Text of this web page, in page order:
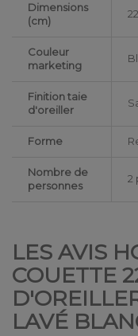
Dimensions
(cm)
Couleur
marketing
Finition taie
d'oreiller
Forme
Nombre de
personnes
2
LES AVIS
COUETTE
LAVÉ